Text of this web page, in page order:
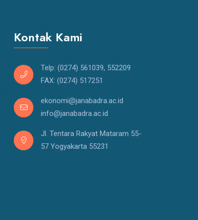
Kontak Kami
Telp: (0274) 561039, 552209
FAX: (0274) 517251
ekonomi@janabadra.ac.id
info@janabadra.ac.id
Jl. Tentara Rakyat Mataram 55-
57 Yogyakarta 55231